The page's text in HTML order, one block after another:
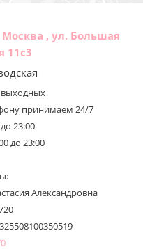
Москва , ул. Большая
11с3
выходных
принимаем 24/7
23:00
до 23:00
Александровна